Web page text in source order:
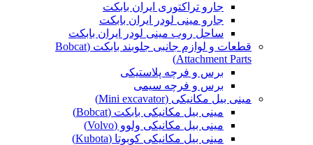
جارو تراکتوری ایران بابکت
جارو مینی لودر ایران بابکت
ساحل روب مینی لودر ایران بابکت
قطعات و لوازم جانبی جلوبند بابکت (Bobcat
Attachment Parts)
برس و فرچه پلاستیکی
برس و فرچه سیمی
مینی بیل مکانیکی (Mini excavator)
مینی بیل مکانیکی بابکت (Bobcat)
مینی بیل مکانیکی ولوو (Volvo)
مینی بیل مکانیکی کوبوتا (Kubota)